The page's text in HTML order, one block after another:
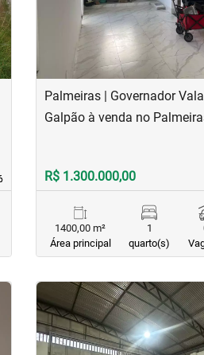
Palmeiras | Governador
Galpão à venda no
R$ 1.300.000,00
1400,00 m²
Área principal
1
quarto(s)
<